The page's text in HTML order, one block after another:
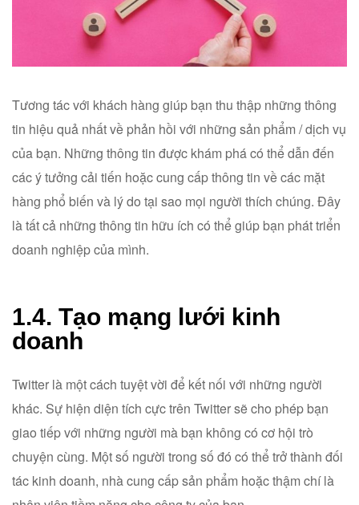
Tương tác với khách hàng giúp bạn thu thập những thông
tin hiệu quả nhất về phản hồi với những sản phẩm / dịch vụ
của bạn. Những thông tin được khám phá có thể dẫn đến
các ý tưởng cải tiến hoặc cung cấp thông tin về các mặt
hàng phổ biến và lý do tại sao mọi người thích chúng. Đây
là tất cả những thông tin hữu ích có thể giúp bạn phát triển
doanh nghiệp của mình.
1.4. Tạo mạng lưới kinh
doanh
Twitter là một cách tuyệt vời để kết nối với những người
khác. Sự hiện diện tích cực trên Twitter sẽ cho phép bạn
giao tiếp với những người mà bạn không có cơ hội trò
chuyện cùng. Một số người trong số đó có thể trở thành đối
tác kinh doanh, nhà cung cấp sản phẩm hoặc thậm chí là